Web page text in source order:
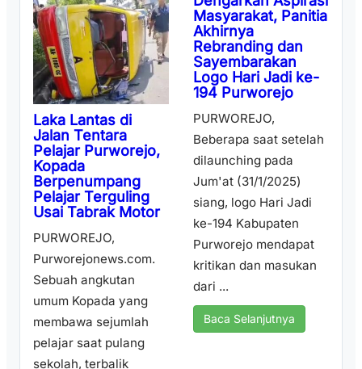
Laka Lantas di
Jalan Tentara
Pelajar Purworejo,
Kopada
Berpenumpang
Pelajar Terguling
Usai Tabrak Motor
PURWOREJO,
Purworejonews.com.
Sebuah angkutan
umum Kopada yang
membawa sejumlah
pelajar saat pulang
sekolah, terbalik
Masyarakat, Panitia
Akhirnya
Rebranding dan
Sayembarakan
Logo Hari Jadi ke-
194 Purworejo
PURWOREJO,
Beberapa saat setelah
dilaunching pada
Jum'at (31/1/2025)
siang, logo Hari Jadi
ke-194 Kabupaten
Purworejo mendapat
kritikan dan masukan
dari ...
Baca Selanjutnya